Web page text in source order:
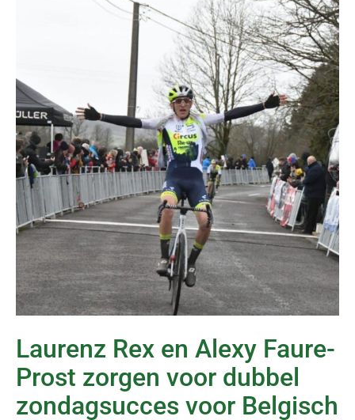
Laurenz Rex en Alexy Faure-
Prost zorgen voor dubbel
zondagsucces voor Belgisch